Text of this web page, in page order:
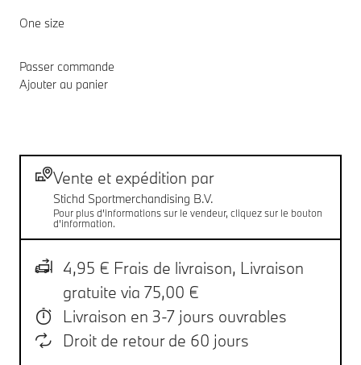
One size
Passer commande
Ajouter au panier
Livraison
Vente et expédition par
Stichd Sportmerchandising B.V.
Pour plus d'informations sur le vendeur, cliquez sur le bouton
d'information.
4,95 € Frais de livraison, Livraison
gratuite via 75,00 €
Livraison en 3-7 jours ouvrables
Droit de retour de 60 jours